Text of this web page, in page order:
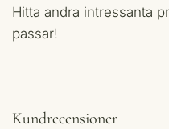
Hitta andra intressanta
passar!
Kundrecensioner